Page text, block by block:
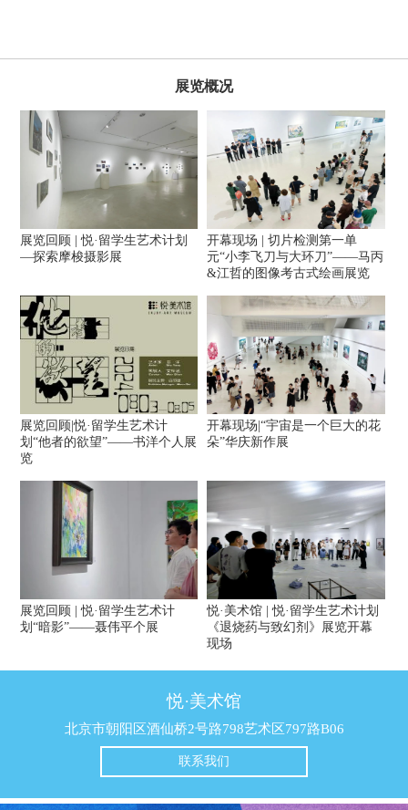
展览概况
展览回顾 | 悦·留学生艺术计划
—探索摩梭摄影展
开幕现场 | 切片检测第一单
元“小李飞刀与大环刀”——马丙
&江哲的图像考古式绘画展览
展览回顾|悦·留学生艺术计
划“他者的欲望”——书洋个人展
览
开幕现场|“宇宙是一个巨大的花
朵”华庆新作展
展览回顾 | 悦·留学生艺术计
划“暗影”——聂伟平个展
悦·美术馆 | 悦·留学生艺术计划
《退烧药与致幻剂》展览开幕
现场
悦·美术馆
北京市朝阳区酒仙桥2号路798艺术区797路B06
联系我们